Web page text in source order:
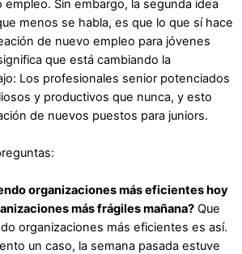
Sin embargo, la segunda idea
menos se habla, es que lo que sí hace
de nuevo empleo para jóvenes
que está cambiando la
Los profesionales senior potenciados
y productivos que nunca, y esto
de nuevos puestos para juniors.
organizaciones más eficientes hoy
más frágiles mañana? Que
organizaciones más eficientes es así.
un caso, la semana pasada estuve